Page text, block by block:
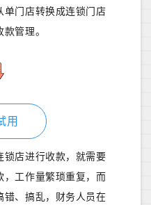
单门店转换成连锁门店
管理。
用
锁店进行收款，就需要
，工作量繁琐重复，而
错、搞乱，财务人员在